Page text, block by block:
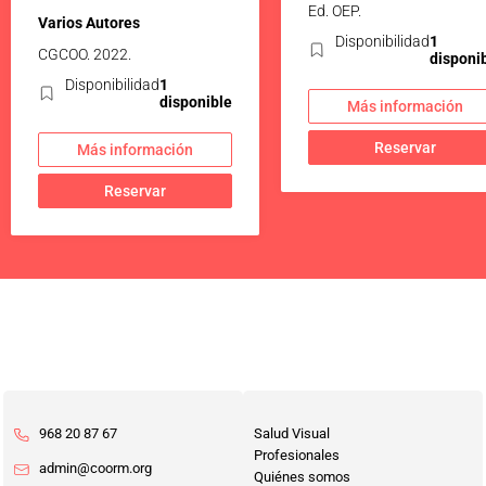
Varios Autores
CGCOO. 2022.
Disponibilidad1
disponible
Más información
Reservar
Ed. OEP.
Disponibilidad1
Más información
Reservar
968 20 87 67
admin@coorm.org
Salud Visual
Profesionales
Quiénes somos